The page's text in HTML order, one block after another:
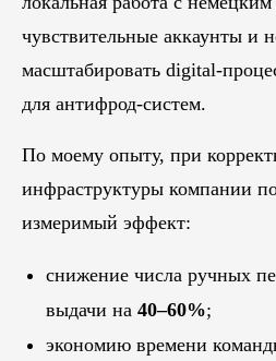
чувствительные аккаунты и
масштабировать digital-
для антифрод-систем.
По моему опыту, при
инфраструктуры компании
измеримый эффект:
снижение числа ручных
выдачи на 40–60%;
экономию времени